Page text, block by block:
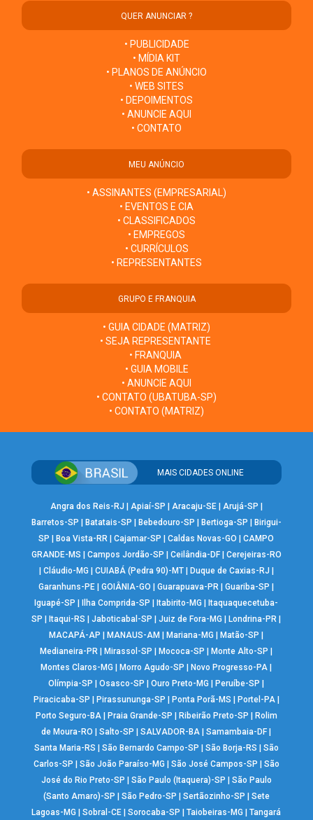
QUER ANUNCIAR ?
• PUBLICIDADE
• MÍDIA KIT
• PLANOS DE ANÚNCIO
• WEB SITES
• DEPOIMENTOS
• ANUNCIE AQUI
• CONTATO
MEU ANÚNCIO
• ASSINANTES (EMPRESARIAL)
• EVENTOS E CIA
• CLASSIFICADOS
• EMPREGOS
• CURRÍCULOS
• REPRESENTANTES
GRUPO E FRANQUIA
• GUIA CIDADE (MATRIZ)
• SEJA REPRESENTANTE
• FRANQUIA
• GUIA MOBILE
• ANUNCIE AQUI
• CONTATO (UBATUBA-SP)
• CONTATO (MATRIZ)
MAIS CIDADES ONLINE
Angra dos Reis-RJ | Apiaí-SP | Aracaju-SE| Arujá-SP |
Barretos-SP | Batatais-SP | Bebedouro-SP | Bertioga-SP | Birigui-
SP |Boa Vista-RR |Cajamar-SP |Caldas Novas-GO |CAMPO
GRANDE-MS | Campos Jordão-SP | Ceilândia-DF| Cerejeiras-RO
| Cláudio-MG | CUIABÁ (Pedra 90)-MT| Duque de Caxias-RJ |
Garanhuns-PE |GOIÂNIA-GO |Guarapuava-PR |Guariba-SP |
Iguapé-SP |Ilha Comprida-SP |Itabirito-MG |Itaquaquecetuba-
SP |Itaqui-RS |Jaboticabal-SP |Juiz de Fora-MG |Londrina-PR |
MACAPÁ-AP |MANAUS-AM |Mariana-MG |Matão-SP |
Medianeira-PR |Mirassol-SP |Mococa-SP |Monte Alto-SP |
Montes Claros-MG |Morro Agudo-SP |Novo Progresso-PA |
Olímpia-SP |Osasco-SP |Ouro Preto-MG |Peruíbe-SP |
Piracicaba-SP | Pirassununga-SP | Ponta Porã-MS | Portel-PA|
Porto Seguro-BA| Praia Grande-SP | Ribeirão Preto-SP | Rolim
de Moura-RO |Salto-SP |SALVADOR-BA |Samambaia-DF |
Santa Maria-RS | São Bernardo Campo-SP | São Borja-RS | São
Carlos-SP | São João Paraíso-MG | São José Campos-SP | São
José do Rio Preto-SP | São Paulo (Itaquera)-SP | São Paulo
(Santo Amaro)-SP | São Pedro-SP | Sertãozinho-SP | Sete
Lagoas-MG |Sobral-CE |Sorocaba-SP |Taiobeiras-MG |Tangará